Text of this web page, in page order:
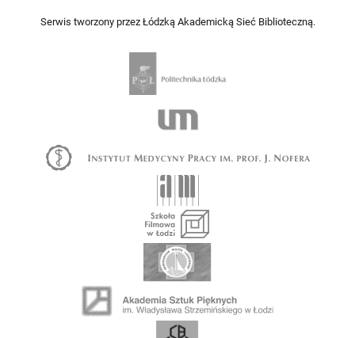
Serwis tworzony przez Łódzką Akademicką Sieć Biblioteczną.